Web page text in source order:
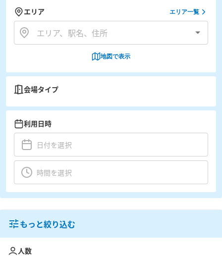
エリア エリア一覧
地図で表示
会場タイプ
利用日時
もっと絞り込む
人数